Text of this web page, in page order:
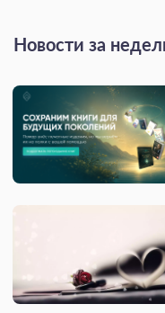
Новости за